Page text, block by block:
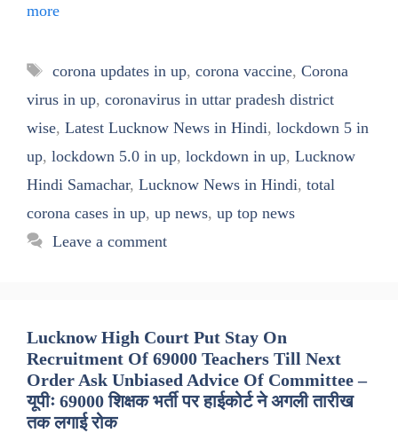
more
Tags
corona updates in up, corona vaccine, Corona
virus in up, coronavirus in uttar pradesh district
wise, Latest Lucknow News in Hindi, lockdown 5 in
up, lockdown 5.0 in up, lockdown in up, Lucknow
Hindi Samachar, Lucknow News in Hindi, total
corona cases in up, up news, up top news
Leave a comment
Lucknow High Court Put Stay On
Recruitment Of 69000 Teachers Till Next
Order Ask Unbiased Advice Of Committee –
यूपीः 69000 शिक्षक भर्ती पर हाईकोर्ट ने अगली तारीख
तक लगाई रोक